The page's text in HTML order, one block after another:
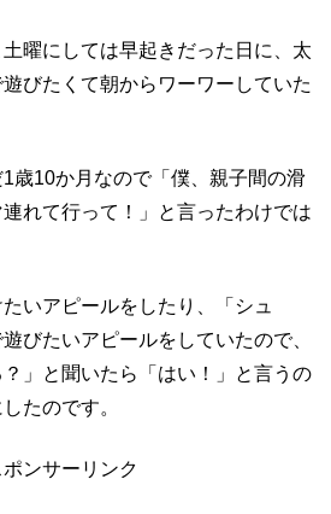
曜にしては早起きだった日に、太
びたくて朝からワーワーしていた
歳10か月なので「僕、親子間の滑
れて行って！」と言ったわけでは
いアピールをしたり、「シュ
びたいアピールをしていたので、
？」と聞いたら「はい！」と言うの
たのです。
ポンサーリンク